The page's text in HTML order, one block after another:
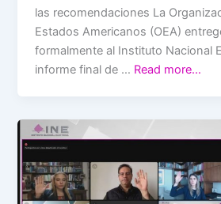
las recomendaciones La
Estados Americanos (OEA)
formalmente al Instituto Nacional
informe final de … Read more…